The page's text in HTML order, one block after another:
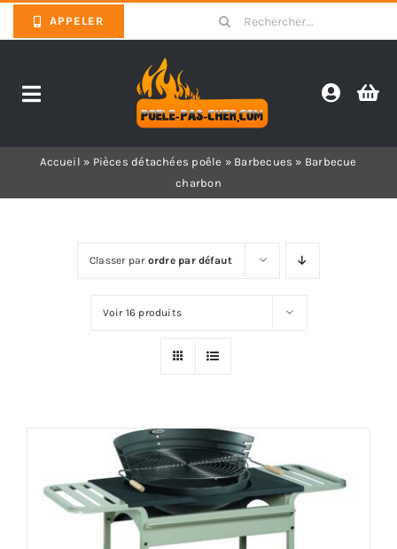
to
APPELER
Search
for:
Toggle
Pièces détachées poêles
Cuisinières
Accueil » Pièces détachées poêle » Barbecues » Barbecue
charbon
Classer par ordre par défaut
Voir 16 produits